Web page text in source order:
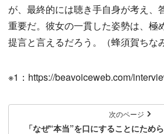
が、最終的には聴き手自身が考え、
重要だ。彼女の一貫した姿勢は、極
提言と言えるだろう。（蜂須賀ちな
※1：https://beavoiceweb.com/
次のページ
「なぜ“本当”を口にすることにため